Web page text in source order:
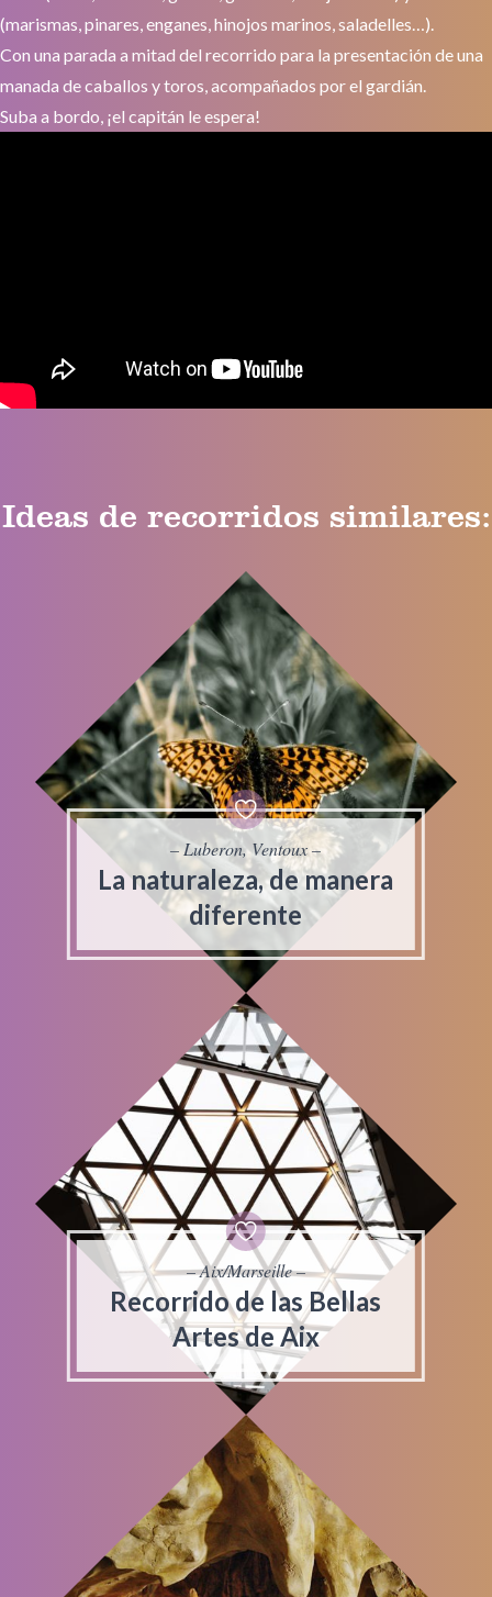
(marismas, pinares, enganes, hinojos marinos, saladelles…).
Con una parada a mitad del recorrido para la presentación de una
manada de caballos y toros, acompañados por el gardián.
Suba a bordo, ¡el capitán le espera!
Ideas de recorridos similares:
– Luberon, Ventoux –
La naturaleza, de manera
diferente
– Aix/Marseille –
Recorrido de las Bellas
Artes de Aix